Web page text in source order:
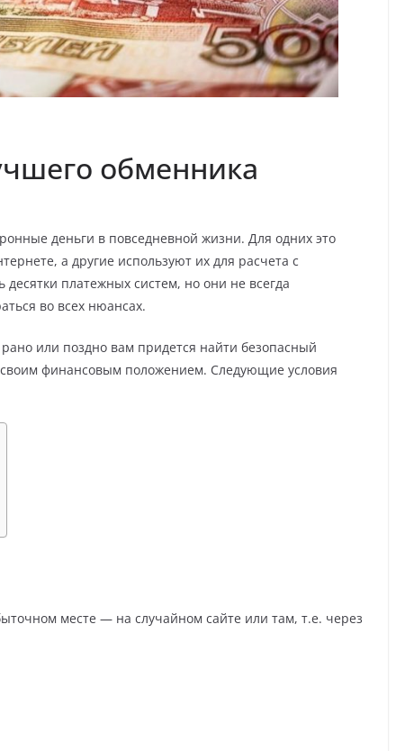
обменника
деньги в повседневной жизни. Для одних это
а другие используют их для расчета с
платежных систем, но они не всегда
во всех нюансах.
или поздно вам придется найти безопасный
финансовым положением. Следующие условия
месте — на случайном сайте или там, т.е. через